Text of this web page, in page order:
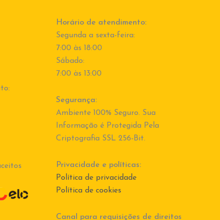
Horário de atendimento:
Segunda a sexta-feira:
7:00 às 18:00
Sábado:
7:00 às 13:00
Segurança:
Ambiente 100% Seguro. Sua
Informação é Protegida Pela
Criptografia SSL 256-Bit.
Privacidade e políticas:
Política de privacidade
Política de cookies
Canal para requisições de direitos